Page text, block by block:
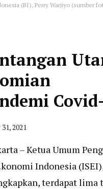
(BI), Perry Warjiyo (sumber
2021
– Ketua Umum
Indonesia
terdapat lima